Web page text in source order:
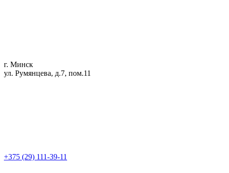
г. Минск
ул. Румянцева, д.7, пом.11
+375 (29) 111-39-11